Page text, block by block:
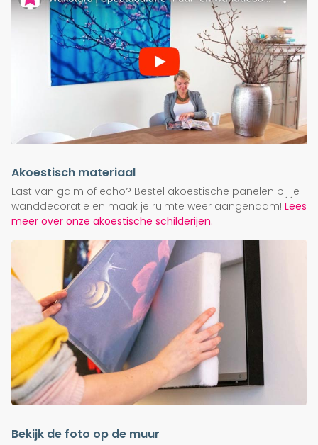
Akoestisch materiaal
Last van galm of echo? Bestel akoestische panelen bij je
wanddecoratie en maak je ruimte weer aangenaam! Lees
meer over onze akoestische schilderijen.
Bekijk de foto op de muur